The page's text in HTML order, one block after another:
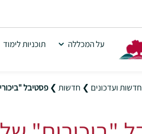
על המכללה תוכניות לימוד
חדשות ועדכונים ❯ חדשות ❯ פסטיבל